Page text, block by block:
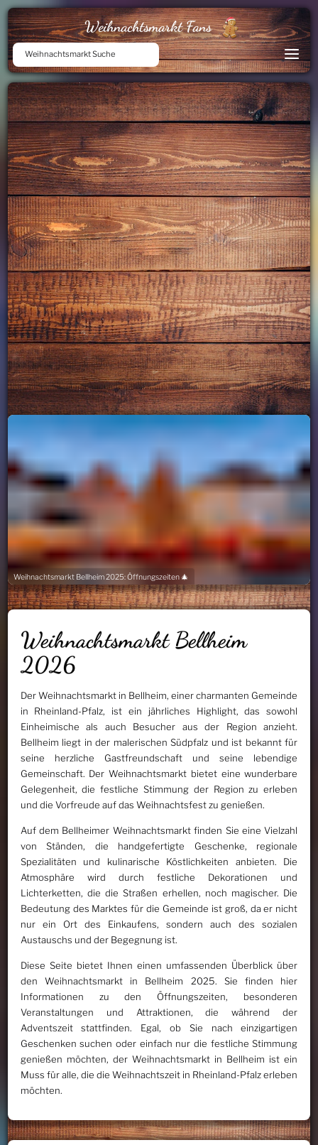
Weihnachtsmarkt Fans
Weihnachtsmarkt Suche
Weihnachtsmarkt Bellheim 2025: Öffnungszeiten 🎄
Weihnachtsmarkt Bellheim
2026
Der Weihnachtsmarkt in Bellheim, einer charmanten Gemeinde
in Rheinland-Pfalz, ist ein jährliches Highlight, das sowohl
Einheimische als auch Besucher aus der Region anzieht.
Bellheim liegt in der malerischen Südpfalz und ist bekannt für
seine herzliche Gastfreundschaft und seine lebendige
Gemeinschaft. Der Weihnachtsmarkt bietet eine wunderbare
Gelegenheit, die festliche Stimmung der Region zu erleben
und die Vorfreude auf das Weihnachtsfest zu genießen.
Auf dem Bellheimer Weihnachtsmarkt finden Sie eine Vielzahl
von Ständen, die handgefertigte Geschenke, regionale
Spezialitäten und kulinarische Köstlichkeiten anbieten. Die
Atmosphäre wird durch festliche Dekorationen und
Lichterketten, die die Straßen erhellen, noch magischer. Die
Bedeutung des Marktes für die Gemeinde ist groß, da er nicht
nur ein Ort des Einkaufens, sondern auch des sozialen
Austauschs und der Begegnung ist.
Diese Seite bietet Ihnen einen umfassenden Überblick über
den Weihnachtsmarkt in Bellheim 2025. Sie finden hier
Informationen zu den Öffnungszeiten, besonderen
Veranstaltungen und Attraktionen, die während der
Adventszeit stattfinden. Egal, ob Sie nach einzigartigen
Geschenken suchen oder einfach nur die festliche Stimmung
genießen möchten, der Weihnachtsmarkt in Bellheim ist ein
Muss für alle, die die Weihnachtszeit in Rheinland-Pfalz erleben
möchten.